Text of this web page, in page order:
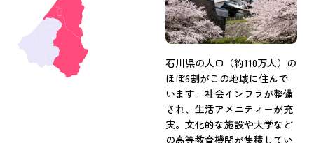
石川県の人口（約110万人）の
ほぼ6割がこの地域に住んで
います。社会インフラが整備
され、生活アメニティーが充
実。文化的な施設や大学など
の高等教育機関が集積してい